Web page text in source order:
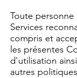
Toute personne
Services
compris et
les présentes
d'utilisation
autres